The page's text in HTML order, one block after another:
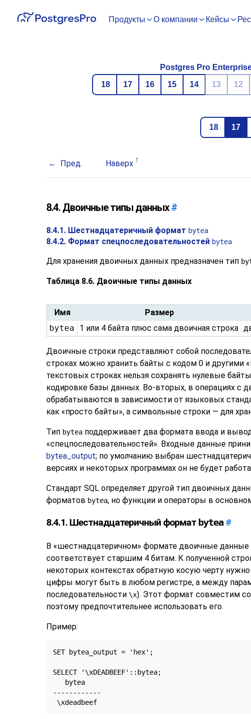
Продукты О компании Кейсы
Postgres Pro
18
17 16 15 14 13 12
18
17
Пред. Наверх
8.4. Двоичные типы данных#
8.4.1. Шестнадцатеричный формат bytea
8.4.2. Формат спецпоследовательностей bytea
Для хранения двоичных данных предназначен тип
Таблица 8.6. Двоичные типы данных
Имя Размер
bytea
1 или 4 байта плюс сама двоичная строка
Двоичные строки представляют собой
строках можно хранить байты с кодом 0 и другими «
текстовых строках нельзя сохранять нулевые
кодировке базы данных. Во-вторых, в операциях с
обрабатываются в зависимости от языковых
как «просто байты», а символьные строки — для
Тип bytea поддерживает два формата ввода и
«спецпоследовательностей». Входные данные
bytea_output; по умолчанию выбран
версиях и некоторых программах он не будет
Стандарт SQL определяет другой тип двоичных
форматов bytea, но функции и операторы в
8.4.1. Шестнадцатеричный формат bytea #
В «шестнадцатеричном» формате двоичные данные
соответствует старшим 4 битам. К полученной
некоторых контекстах обратную косую черту
цифры могут быть в любом регистре, а между
последовательности \x). Этот формат совместим
поэтому предпочтительнее использовать его.
Пример:
SET bytea_output = 'hex';
SELECT '\xDEADBEEF'::bytea;
   bytea
------------
\xdeadbeef